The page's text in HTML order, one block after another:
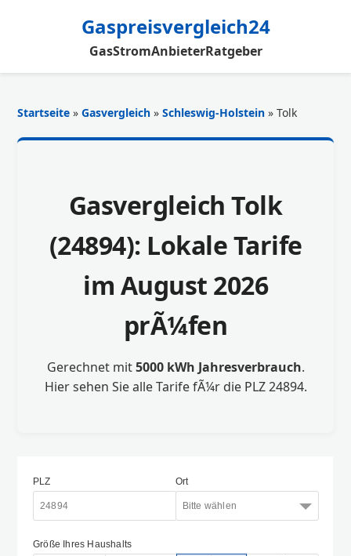
Gaspreisvergleich24
GasStromAnbieterRatgeber
Startseite »Gasvergleich »Schleswig-Holstein » Tolk
Gasvergleich Tolk
(24894): Lokale Tarife
im August 2026
prÃ¼fen
Gerechnet mit5000 kWh Jahresverbrauch.
Hier sehen Sie alle Tarife fÃ¼r die PLZ 24894.